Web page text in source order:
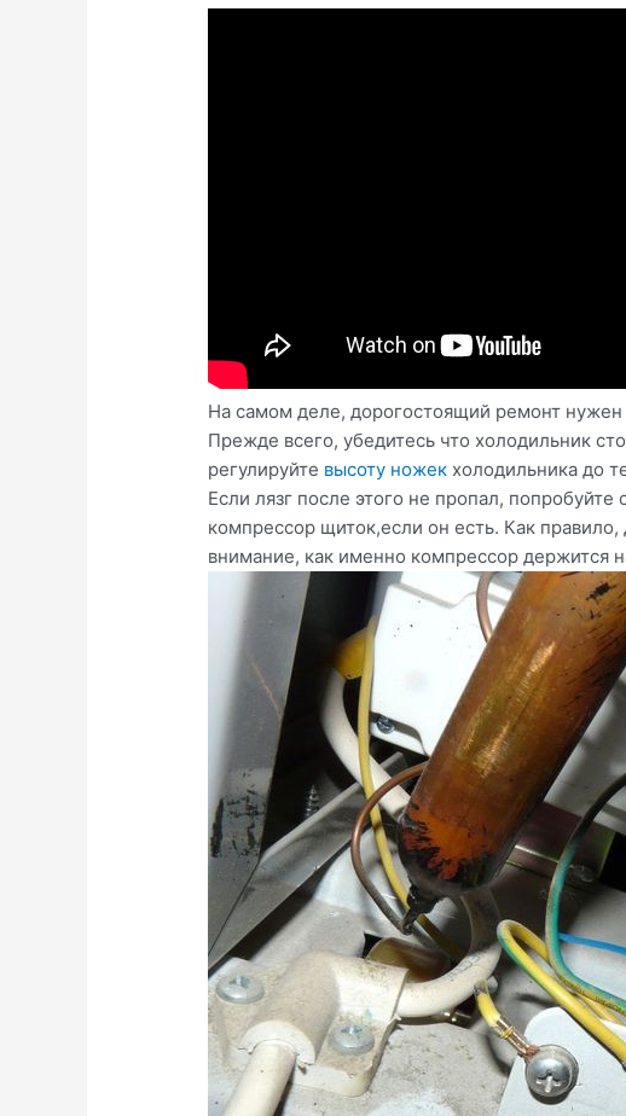
На самом деле, дорогостоящий ремонт нужен
Прежде всего, убедитесь что холодильник
регулируйте высоту ножек холодильника до
Если лязг после этого не пропал,
компрессор щиток,если он есть. Как
внимание, как именно компрессор держится